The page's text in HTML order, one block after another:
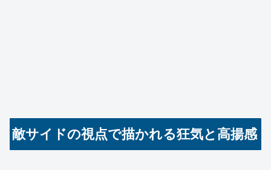
敵サイドの視点で描かれる狂気と高揚感